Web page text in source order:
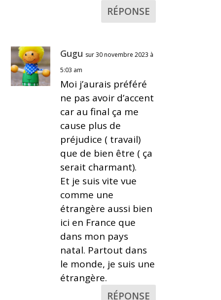
RÉPONSE
Gugu sur 30 novembre 2023 à
5:03 am
Moi j’aurais préféré
ne pas avoir d’accent
car au final ça me
cause plus de
préjudice ( travail)
que de bien être ( ça
serait charmant).
Et je suis vite vue
comme une
étrangère aussi bien
ici en France que
dans mon pays
natal. Partout dans
le monde, je suis une
étrangère.
RÉPONSE